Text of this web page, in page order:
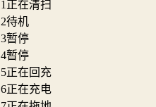
1 正在清扫
2待机
3暂停
4暂停
5正在回充
6正在充电